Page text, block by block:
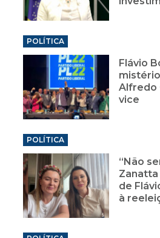
POLÍTICA
Flávio
Alfredo
vice
POLÍTICA
“Não
de
à